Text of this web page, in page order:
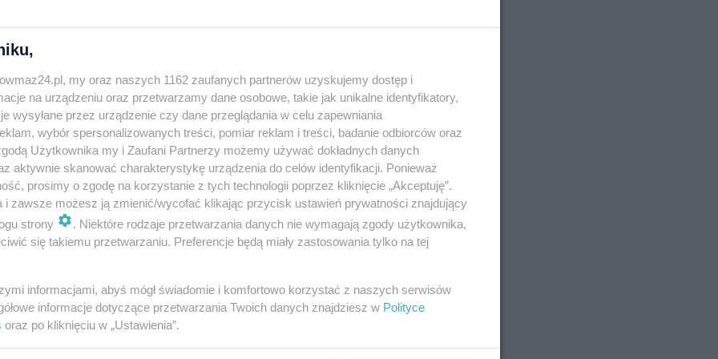
wykonania – dodaje Janina Ewa Orzełowska,
JASI - Koło Gospodyń Wiejskich w Tymiankach-
Nagórka z Ugniewa gm. Ostrów Mazowiecka
my oraz naszych 1162 zaufanych partnerów uzyskujemy dostęp i
na urządzeniu oraz przetwarzamy dane osobowe, takie jak unikalne identyfikatory,
wysyłane przez urządzenie czy dane przeglądania w celu zapewniania
wybór spersonalizowanych treści, pomiar reklam i treści, badanie odbiorców oraz
Użytkownika my i Zaufani Partnerzy możemy używać dokładnych danych
aktywnie skanować charakterystykę urządzenia do celów identyfikacji. Ponieważ
prosimy o zgodę na korzystanie z tych technologii poprzez kliknięcie „Akceptuję”.
i zawsze możesz ją zmienić/wycofać klikając przycisk ustawień prywatności znajdujący
strony
. Niektóre rodzaje przetwarzania danych nie wymagają zgody użytkownika,
się takiemu przetwarzaniu. Preferencje będą miały zastosowania tylko na tej
informacjami, abyś mógł świadomie i komfortowo korzystać z naszych serwisów
informacje dotyczące przetwarzania Twoich danych znajdziesz w Polityce
oraz po kliknięciu w „Ustawienia”.